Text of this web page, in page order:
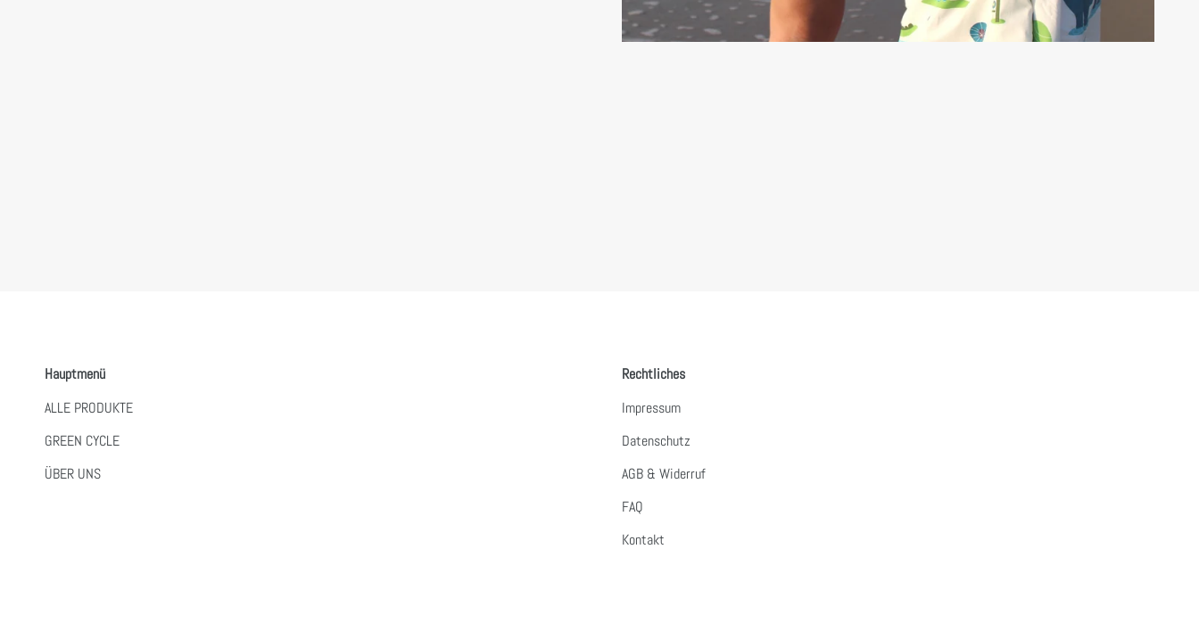
Hauptmenü
ALLE PRODUKTE
GREEN CYCLE
ÜBER UNS
Rechtliches
Impressum
Datenschutz
AGB & Widerruf
FAQ
Kontakt